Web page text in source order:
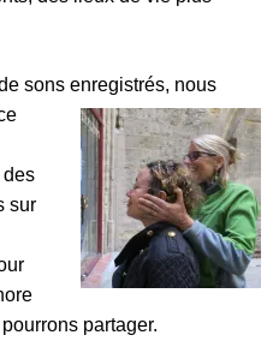
sons enregistrés, nous
des
sur
partager.